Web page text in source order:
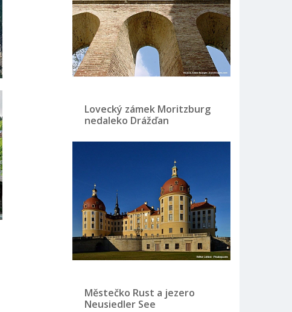
Lovecký zámek Moritzburg
nedaleko Drážďan
Městečko Rust a jezero
Neusiedler See